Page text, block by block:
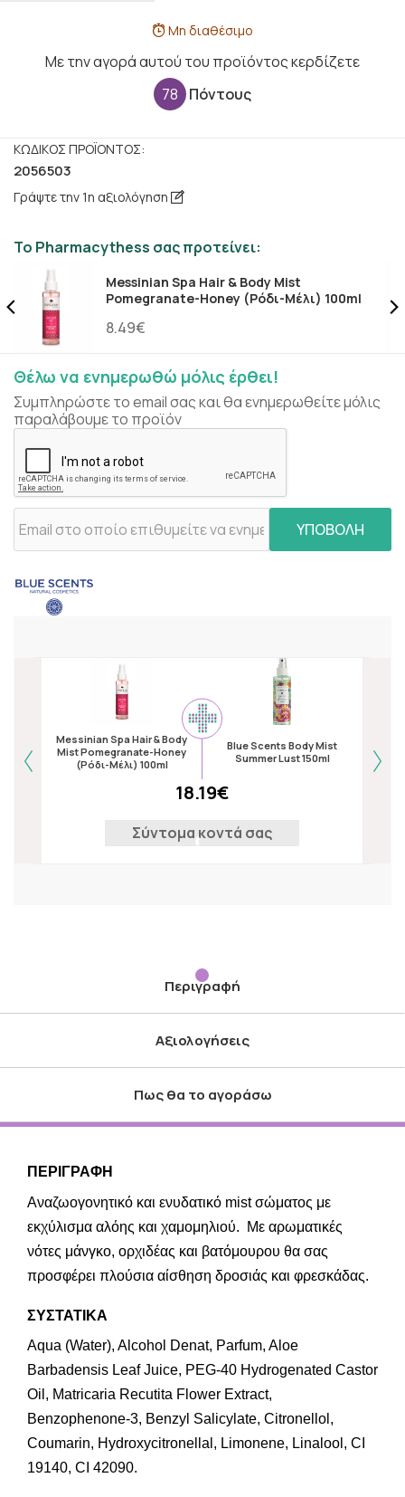
Μη διαθέσιμο
Με την αγορά αυτού του προϊόντος κερδίζετε
78
Πόντους
ΚΩΔΙΚΌΣ ΠΡΟΪΌΝΤΟΣ:
2056503
Γράψτε την 1η αξιολόγηση
Το Pharmacythess σας προτείνει:
Messinian Spa Hair & Body Mist
Pomegranate-Honey (Ρόδι-Μέλι) 100ml
8.49€
Θέλω να ενημερωθώ μόλις έρθει!
Συμπληρώστε το email σας και θα ενημερωθείτε μόλις
παραλάβουμε το προϊόν
ΥΠΟΒΟΛΗ
Messinian Spa Hair & Body
Mist Pomegranate-Honey
(Ρόδι-Μέλι) 100ml
Blue Scents Body Mist
Summer Lust 150ml
18.19€
Σύντομα κοντά σας
Περιγραφή
Αξιολογήσεις
Πως θα το αγοράσω
ΠΕΡΙΓΡΑΦΗ
Αναζωογονητικό και ενυδατικό mist σώματος με
εκχύλισμα αλόης και χαμομηλιού. Με αρωματικές
νότες μάνγκο, ορχιδέας και βατόμουρου θα σας
προσφέρει πλούσια αίσθηση δροσιάς και φρεσκάδας.
ΣΥΣΤΑΤΙΚΑ
Aqua (Water), Alcohol Denat, Parfum, Aloe
Barbadensis Leaf Juice, PEG-40 Hydrogenated Castor
Oil, Matricaria Recutita Flower Extract,
Benzophenone-3, Benzyl Salicylate, Citronellol,
Coumarin, Hydroxycitronellal, Limonene, Linalool, CI
19140, CI 42090.